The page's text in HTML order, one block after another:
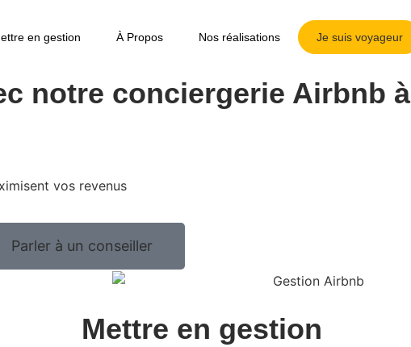
en gestion À Propos Nos réalisations Je suis voyageur
notre conciergerie Airbnb à
vos revenus
Parler à un conseiller
Mettre en gestion